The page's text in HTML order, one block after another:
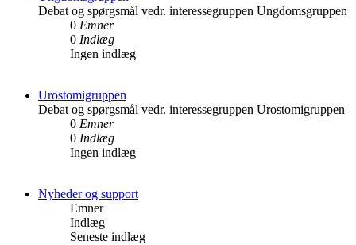
Debat og spørgsmål vedr. interessegruppen Ungdomsgruppen
0 Emner
0 Indlæg
Ingen indlæg
Urostomigruppen
Debat og spørgsmål vedr. interessegruppen Urostomigruppen
0 Emner
0 Indlæg
Ingen indlæg
Nyheder og support
Emner
Indlæg
Seneste indlæg